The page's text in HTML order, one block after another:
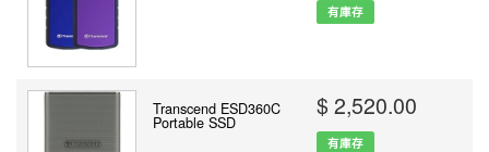
有庫存
Transcend ESD360C
Portable SSD
$ 2,520.00
有庫存